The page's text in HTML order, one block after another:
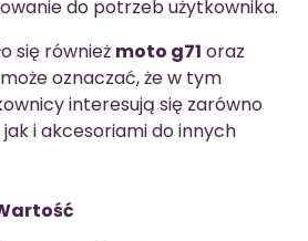
do potrzeb użytkownika.
się również moto g71 oraz
oznaczać, że w tym
interesują się zarówno
i akcesoriami do innych